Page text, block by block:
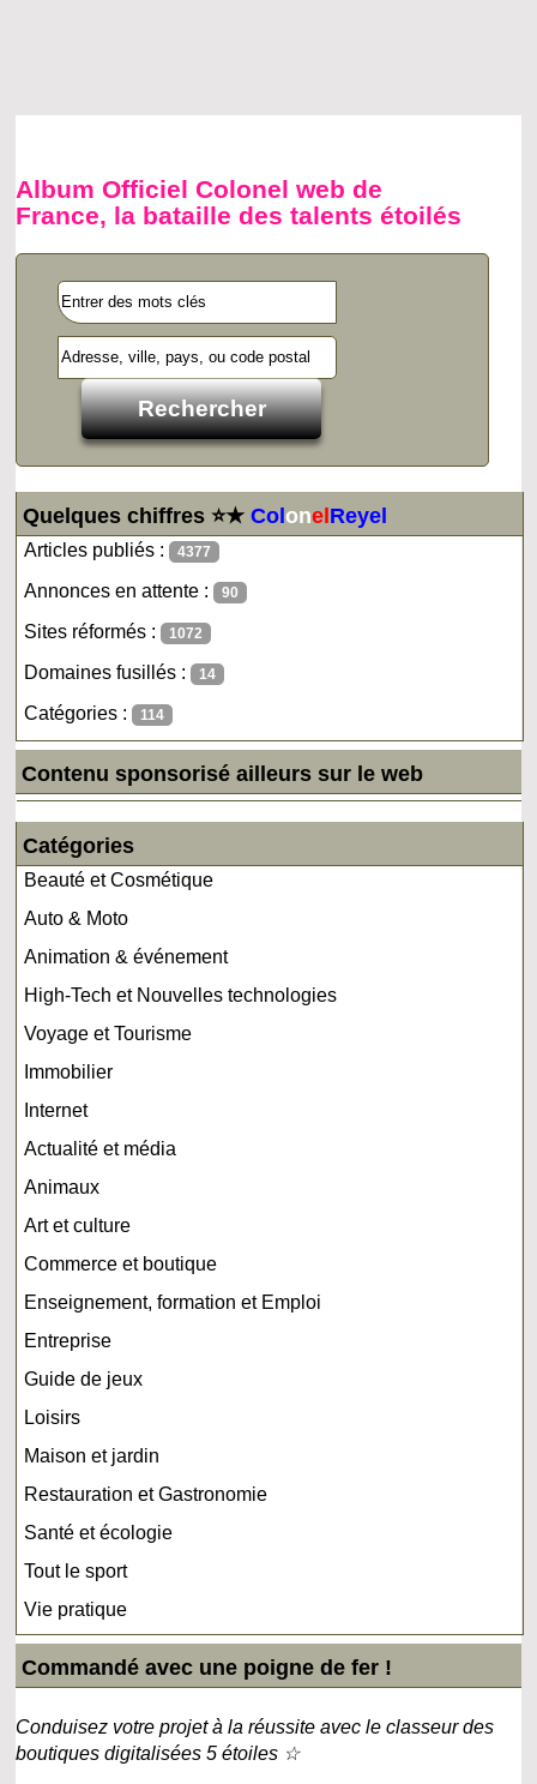
Album Officiel Colonel web de
France, la bataille des talents étoilés
Quelques chiffres ⭐★ColonelReyel
Articles publiés : 4377
Annonces en attente : 90
Sites réformés : 1072
Domaines fusillés : 14
Catégories : 114
Contenu sponsorisé ailleurs sur le web
Catégories
Beauté et Cosmétique
Auto & Moto
Animation & événement
High-Tech et Nouvelles technologies
Voyage et Tourisme
Immobilier
Internet
Actualité et média
Animaux
Art et culture
Commerce et boutique
Enseignement, formation et Emploi
Entreprise
Guide de jeux
Loisirs
Maison et jardin
Restauration et Gastronomie
Santé et écologie
Tout le sport
Vie pratique
Commandé avec une poigne de fer !
Conduisez votre projet à la réussite avec le classeur des
boutiques digitalisées 5 étoiles ☆